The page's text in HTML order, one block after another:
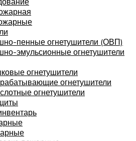
пенные огнетушители (ОВП)
эмульсионные огнетушители
огнетушители
огнетушители
огнетушители